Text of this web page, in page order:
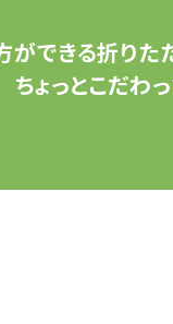
ができる折りた
ちょっとこだわ